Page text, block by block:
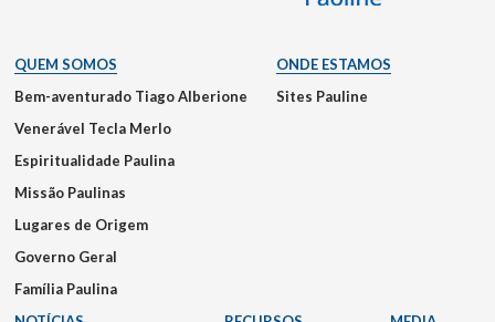
QUEM SOMOS
Bem-aventurado Tiago Alberione
Venerável Tecla Merlo
Espiritualidade Paulina
Missão Paulinas
Lugares de Origem
Governo Geral
Família Paulina
ONDE ESTAMOS
Sites Pauline